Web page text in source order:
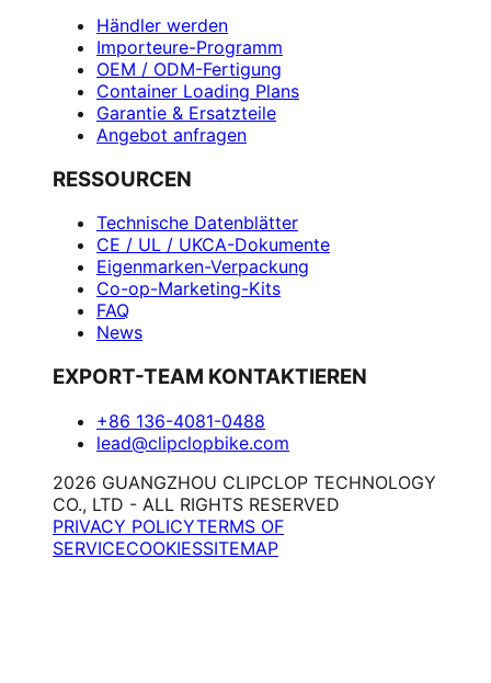
Händler werden
Importeure-Programm
OEM / ODM-Fertigung
Container Loading Plans
Garantie & Ersatzteile
Angebot anfragen
RESSOURCEN
Technische Datenblätter
CE / UL / UKCA-Dokumente
Eigenmarken-Verpackung
Co-op-Marketing-Kits
FAQ
News
EXPORT-TEAM KONTAKTIEREN
+86 136-4081-0488
lead@clipclopbike.com
2026 GUANGZHOU CLIPCLOP TECHNOLOGY
CO., LTD - ALL RIGHTS RESERVED
PRIVACY POLICYTERMS OF
SERVICECOOKIESSITEMAP